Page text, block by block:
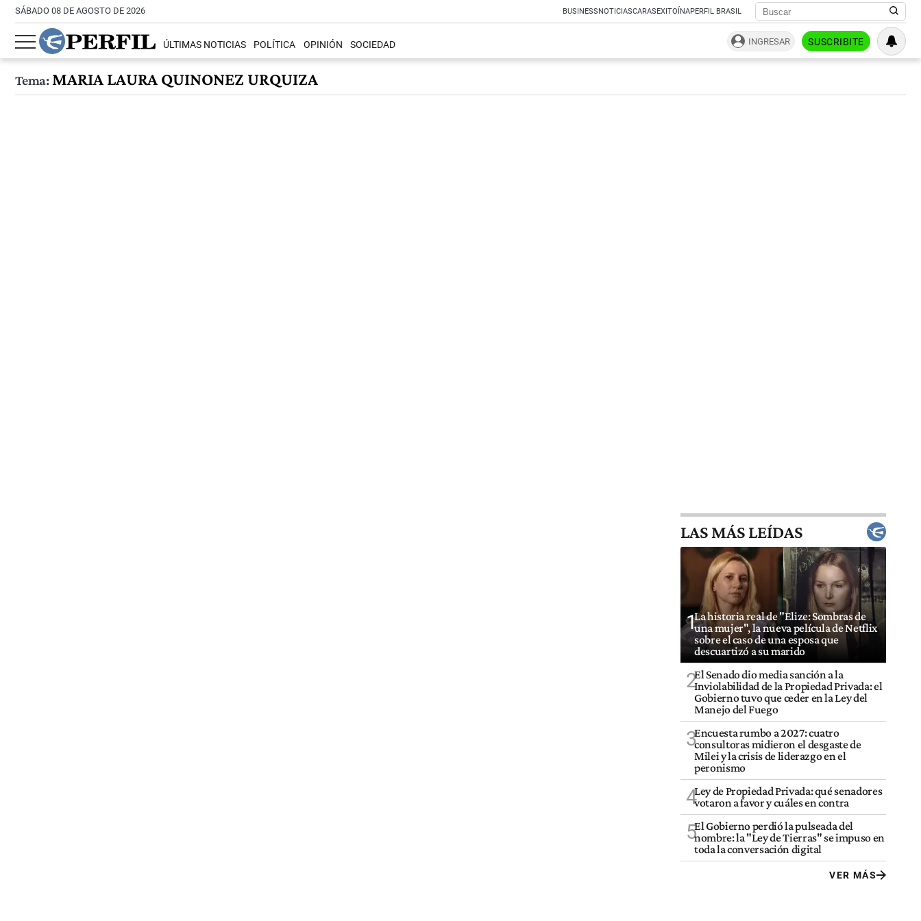
SÁBADO 08 DE AGOSTO DE 2026 BUSINESSNOTICIASCARASEXITOÍNAPERFIL BRASIL
ÚLTIMAS NOTICIAS POLÍTICA OPINIÓN SOCIEDAD INGRESAR SUSCRIBITE
Tema:MARIA LAURA QUINONEZ URQUIZA
LAS MÁS LEÍDAS
1La historia real de "Elize: Sombras de
una mujer", la nueva película de Netflix
sobre el caso de una esposa que
descuartizó a su marido
2El Senado dio media sanción a la
Inviolabilidad de la Propiedad Privada: el
Gobierno tuvo que ceder en la Ley del
Manejo del Fuego
3Encuesta rumbo a 2027: cuatro
consultoras midieron el desgaste de
Milei y la crisis de liderazgo en el
peronismo
4Ley de Propiedad Privada: qué senadores
votaron a favor y cuáles en contra
5El Gobierno perdió la pulseada del
nombre: la "Ley de Tierras" se impuso en
toda la conversación digital
VER MÁS